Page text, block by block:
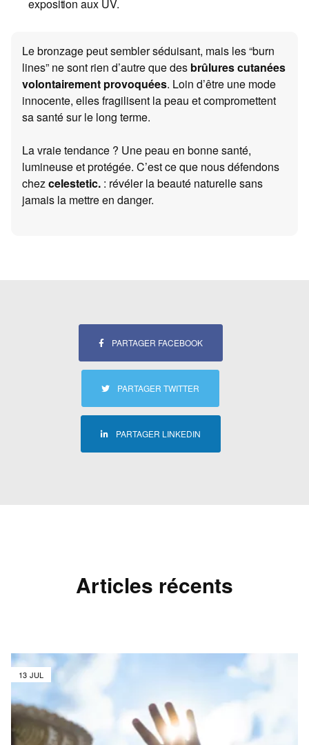
exposition aux UV.
Le bronzage peut sembler séduisant, mais les “burn
lines” ne sont rien d’autre que des brûlures cutanées
volontairement provoquées. Loin d’être une mode
innocente, elles fragilisent la peau et compromettent
sa santé sur le long terme.
La vraie tendance ? Une peau en bonne santé,
lumineuse et protégée. C’est ce que nous défendons
chezcelestetic. : révéler la beauté naturelle sans
jamais la mettre en danger.
PARTAGER FACEBOOK
PARTAGER TWITTER
PARTAGER LINKEDIN
Articles récents
13 JUL